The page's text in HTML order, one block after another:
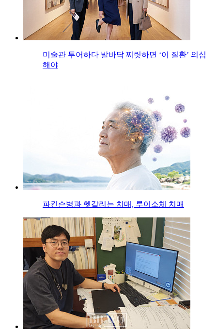
미술관 투어하다 발바닥 찌릿하면 ‘이 질환’ 의심
해야
파킨슨병과 헷갈리는 치매, 루이소체 치매